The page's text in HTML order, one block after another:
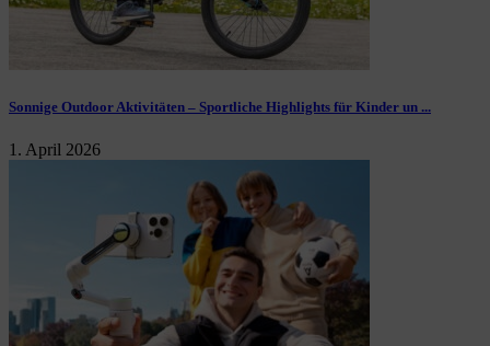
Sonnige Outdoor Aktivitäten – Sportliche Highlights für Kinder un ...
1. April 2026